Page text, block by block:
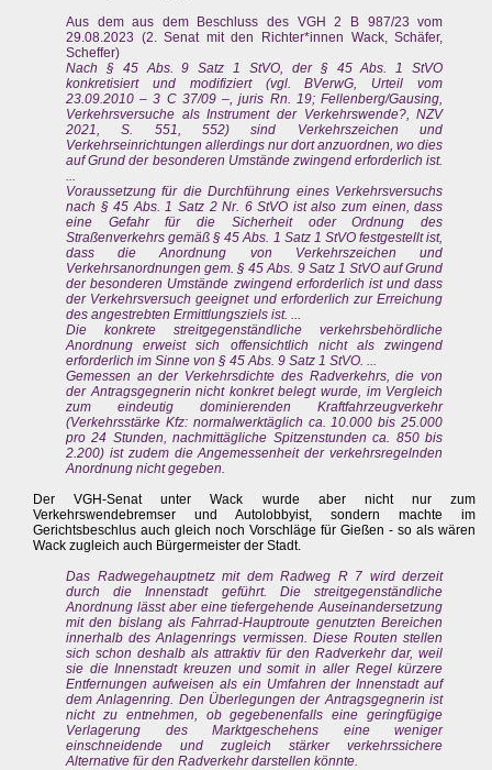
Aus dem aus dem Beschluss des VGH 2 B 987/23 vom
29.08.2023 (2. Senat mit den Richter*innen Wack, Schäfer,
Scheffer)
Nach § 45 Abs. 9 Satz 1 StVO, der § 45 Abs. 1 StVO
konkretisiert und modifiziert (vgl. BVerwG, Urteil vom
23.09.2010 – 3 C 37/09 –, juris Rn. 19; Fellenberg/Gausing,
Verkehrsversuche als Instrument der Verkehrswende?, NZV
2021, S. 551, 552) sind Verkehrszeichen und
Verkehrseinrichtungen allerdings nur dort anzuordnen, wo dies
auf Grund der besonderen Umstände zwingend erforderlich ist.
Voraussetzung für die Durchführung eines Verkehrsversuchs
nach § 45 Abs. 1 Satz 2 Nr. 6 StVO ist also zum einen, dass
eine Gefahr für die Sicherheit oder Ordnung des
Straßenverkehrs gemäß § 45 Abs. 1 Satz 1 StVO festgestellt ist,
dass die Anordnung von Verkehrszeichen und
Verkehrsanordnungen gem. § 45 Abs. 9 Satz 1 StVO auf Grund
der besonderen Umstände zwingend erforderlich ist und dass
der Verkehrsversuch geeignet und erforderlich zur Erreichung
des angestrebten Ermittlungsziels ist. ...
Die konkrete streitgegenständliche verkehrsbehördliche
Anordnung erweist sich offensichtlich nicht als zwingend
erforderlich im Sinne von § 45 Abs. 9 Satz 1 StVO. ...
Gemessen an der Verkehrsdichte des Radverkehrs, die von
der Antragsgegnerin nicht konkret belegt wurde, im Vergleich
zum eindeutig dominierenden Kraftfahrzeugverkehr
(Verkehrsstärke Kfz: normalwerktäglich ca. 10.000 bis 25.000
pro 24 Stunden, nachmittägliche Spitzenstunden ca. 850 bis
2.200) ist zudem die Angemessenheit der verkehrsregelnden
Anordnung nicht gegeben.
Der VGH-Senat unter Wack wurde aber nicht nur zum
Verkehrswendebremser und Autolobbyist, sondern machte im
Gerichtsbeschlus auch gleich noch Vorschläge für Gießen - so als wären
Wack zugleich auch Bürgermeister der Stadt.
Das Radwegehauptnetz mit dem Radweg R 7 wird derzeit
durch die Innenstadt geführt. Die streitgegenständliche
Anordnung lässt aber eine tiefergehende Auseinandersetzung
mit den bislang als Fahrrad-Hauptroute genutzten Bereichen
innerhalb des Anlagenrings vermissen. Diese Routen stellen
sich schon deshalb als attraktiv für den Radverkehr dar, weil
sie die Innenstadt kreuzen und somit in aller Regel kürzere
Entfernungen aufweisen als ein Umfahren der Innenstadt auf
dem Anlagenring. Den Überlegungen der Antragsgegnerin ist
nicht zu entnehmen, ob gegebenenfalls eine geringfügige
Verlagerung des Marktgeschehens eine weniger
einschneidende und zugleich stärker verkehrssichere
Alternative für den Radverkehr darstellen könnte.